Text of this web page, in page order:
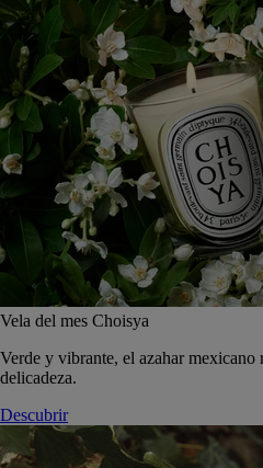
Vela del mes Choisya
Verde y vibrante, el azahar mexicano
delicadeza.
Descubrir